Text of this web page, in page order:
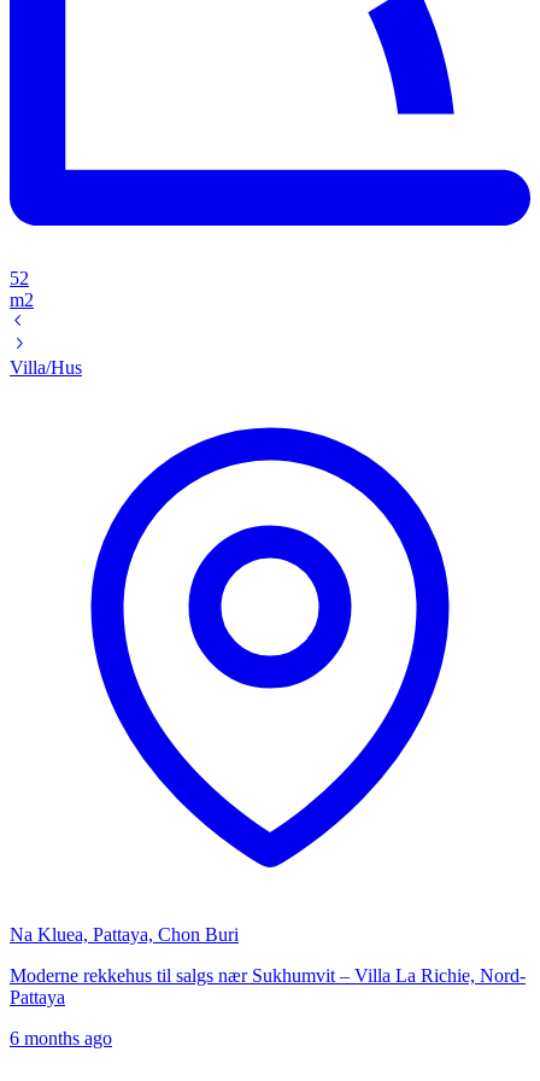
52
m2
Villa/Hus
Na Kluea, Pattaya, Chon Buri
Moderne rekkehus til salgs nær Sukhumvit – Villa La Richie, Nord-
Pattaya
6 months ago